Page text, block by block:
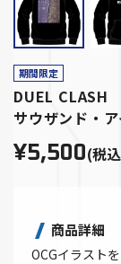
期間限定
DUEL CLASH
サウザンド・
¥5,500(税
商品詳細
OCGイラスト